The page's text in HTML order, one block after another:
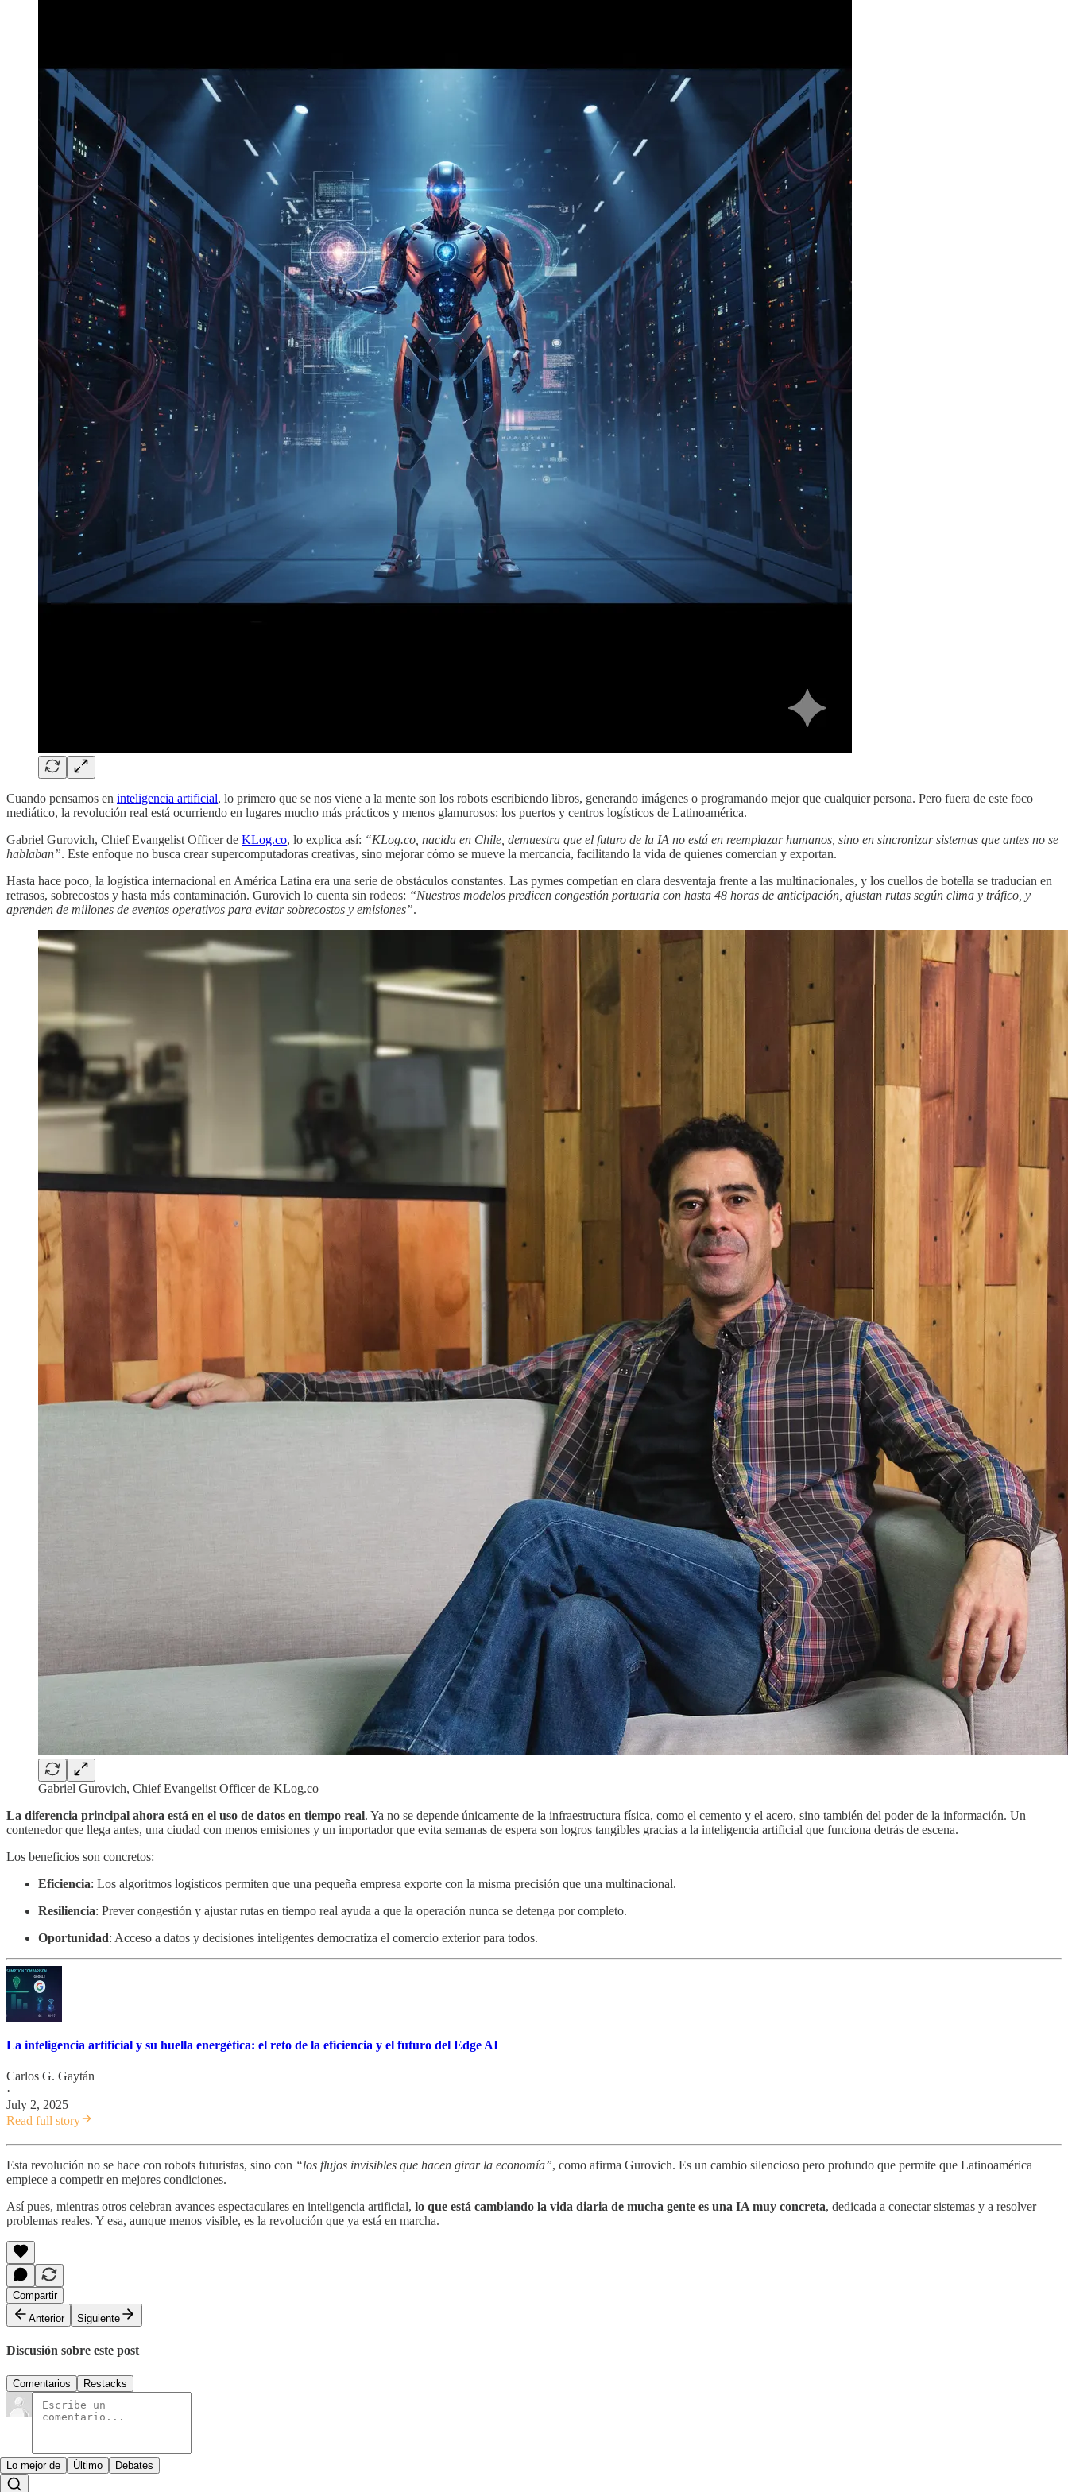
Cuando pensamos en inteligencia artificial, lo primero que se nos viene a la mente son los robots escribiendo libros, generando imágenes o programando mejor que cualquier persona. Pero fuera de este foco
mediático, la revolución real está ocurriendo en lugares mucho más prácticos y menos glamurosos: los puertos y centros logísticos de Latinoamérica.
Gabriel Gurovich, Chief Evangelist Officer de KLog.co, lo explica así: “KLog.co, nacida en Chile, demuestra que el futuro de la IA no está en reemplazar humanos, sino en sincronizar sistemas que antes no se
hablaban”. Este enfoque no busca crear supercomputadoras creativas, sino mejorar cómo se mueve la mercancía, facilitando la vida de quienes comercian y exportan.
Hasta hace poco, la logística internacional en América Latina era una serie de obstáculos constantes. Las pymes competían en clara desventaja frente a las multinacionales, y los cuellos de botella se traducían en
retrasos, sobrecostos y hasta más contaminación. Gurovich lo cuenta sin rodeos: “Nuestros modelos predicen congestión portuaria con hasta 48 horas de anticipación, ajustan rutas según clima y tráfico, y
aprenden de millones de eventos operativos para evitar sobrecostos y emisiones”.
Gabriel Gurovich, Chief Evangelist Officer de KLog.co
La diferencia principal ahora está en el uso de datos en tiempo real. Ya no se depende únicamente de la infraestructura física, como el cemento y el acero, sino también del poder de la información. Un
contenedor que llega antes, una ciudad con menos emisiones y un importador que evita semanas de espera son logros tangibles gracias a la inteligencia artificial que funciona detrás de escena.
Los beneficios son concretos:
Eficiencia: Los algoritmos logísticos permiten que una pequeña empresa exporte con la misma precisión que una multinacional.
Resiliencia: Prever congestión y ajustar rutas en tiempo real ayuda a que la operación nunca se detenga por completo.
Oportunidad: Acceso a datos y decisiones inteligentes democratiza el comercio exterior para todos.
La inteligencia artificial y su huella energética: el reto de la eficiencia y el futuro del Edge AI
Carlos G. Gaytán
·
July 2, 2025
Read full story
Esta revolución no se hace con robots futuristas, sino con “los flujos invisibles que hacen girar la economía”, como afirma Gurovich. Es un cambio silencioso pero profundo que permite que Latinoamérica
empiece a competir en mejores condiciones.
Así pues, mientras otros celebran avances espectaculares en inteligencia artificial, lo que está cambiando la vida diaria de mucha gente es una IA muy concreta, dedicada a conectar sistemas y a resolver
problemas reales. Y esa, aunque menos visible, es la revolución que ya está en marcha.
Compartir
Anterior
Siguiente
Discusión sobre este post
Comentarios Restacks
Lo mejor de Último Debates